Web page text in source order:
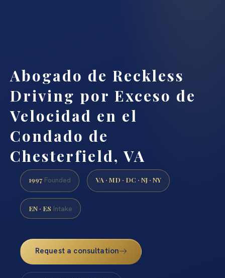
Abogado de Reckless
Driving por Exceso de
Velocidad en el
Condado de
Chesterfield, VA
1997 Founded VA · MD · DC · NJ · NY
EN · ES Intake
Request a consultation